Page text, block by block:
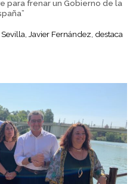
para frenar un Gobierno de la
Javier Fernández, destaca